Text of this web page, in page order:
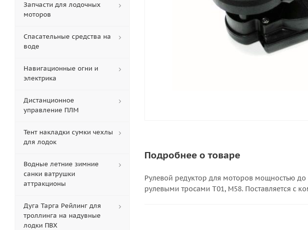
Подробнее о товаре
Рулевой редуктор для моторов мощностью до
рулевыми тросами T01, M58. Поставляется с
Запчасти для лодочных
моторов
Спасательные средства на
воде
Навигационные огни и
электрика
Дистанционное
управление ПЛМ
Тент накладки сумки чехлы
для лодок
Водные летние зимние
санки ватрушки
аттракционы
Дуга Тарга Рейлинг для
троллинга на надувные
лодки ПВХ